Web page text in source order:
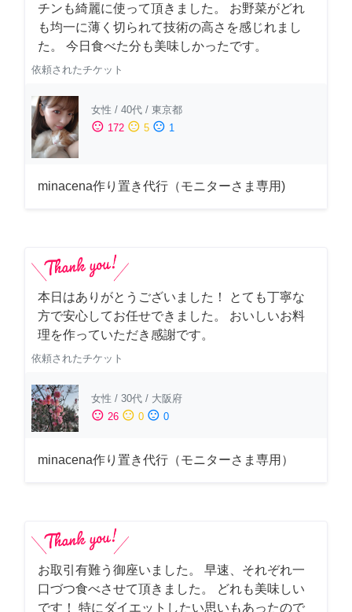
チンも綺麗に使って頂きました。 お野菜がどれ
も均一に薄く切られて技術の高さを感じれまし
た。 今日食べた分も美味しかったです。
依頼されたチケット
女性 / 40代 / 東京都
sentiment_satisfied 172 sentiment_neutral 5 sentiment_dissatisfied 1
minacena作り置き代行（モニターさま専用)
本日はありがとうございました！ とても丁寧な
方で安心してお任せできました。 おいしいお料
理を作っていただき感謝です。
依頼されたチケット
女性 / 30代 / 大阪府
sentiment_satisfied 26 sentiment_neutral 0 sentiment_dissatisfied 0
minacena作り置き代行（モニターさま専用）
お取引有難う御座いました。 早速、それぞれ一
口づつ食べさせて頂きました。 どれも美味しい
です！ 特にダイエットしたい思いもあったので